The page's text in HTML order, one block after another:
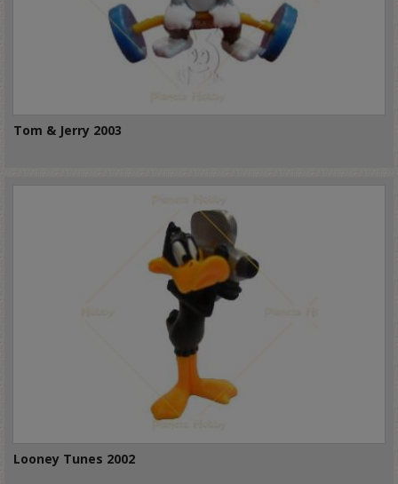
Tom & Jerry 2003
Looney Tunes 2002